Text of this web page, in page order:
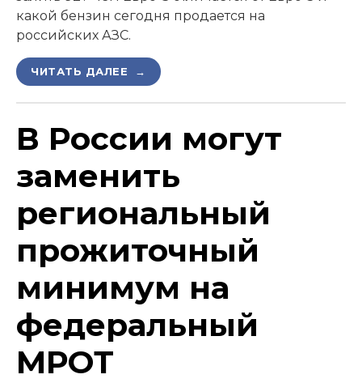
какой бензин сегодня продается на
российских АЗС.
ЧИТАТЬ ДАЛЕЕ →
В России могут
заменить
региональный
прожиточный
минимум на
федеральный
МРОТ